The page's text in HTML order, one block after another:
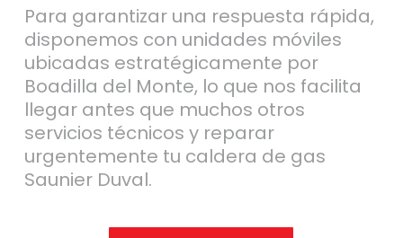
Para garantizar una respuesta rápida,
disponemos con unidades móviles
ubicadas estratégicamente por
Boadilla del Monte, lo que nos facilita
llegar antes que muchos otros
servicios técnicos y reparar
urgentemente tu caldera de gas
Saunier Duval.